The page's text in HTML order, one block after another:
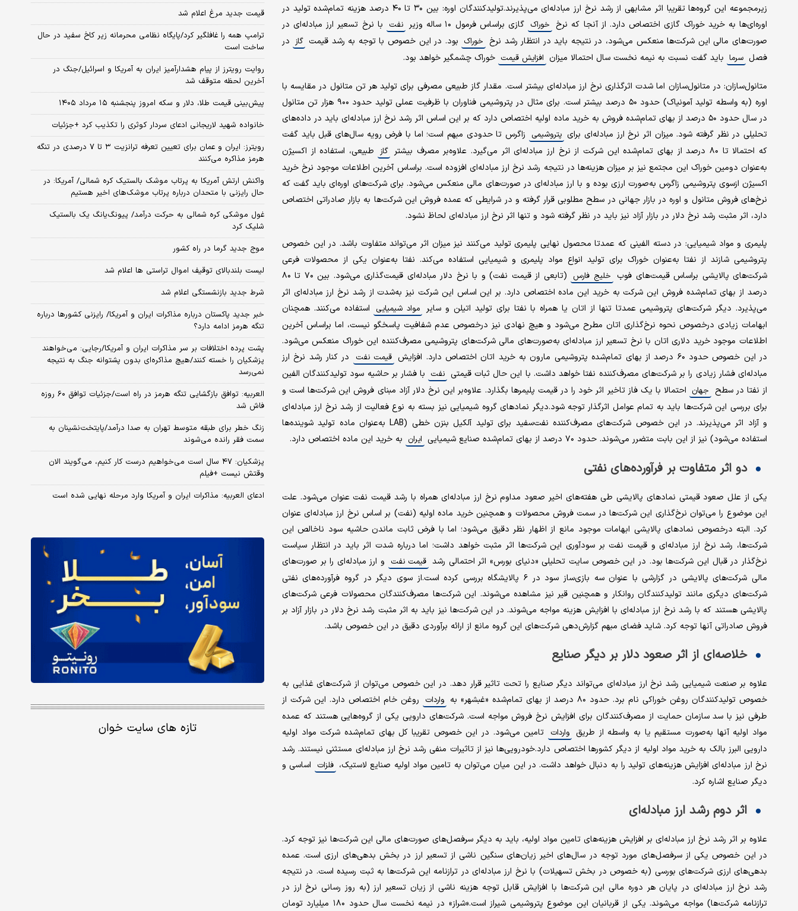
زیرمجموعه این گروه‌ها تقریبا اثر مشابهی از رشد نرخ ارز مبادله‌ای می‌پذیرند.تولیدکنندگان اوره: بین ۳۰ تا ۴۰ درصد هزینه تمام‌شده تولید در
اوره‌ای‌ها به خرید خوراک گازی اختصاص دارد. از آنجا که نرخ خوراک گازی براساس فرمول ۱۰ ‌‌ساله وزیر نفت با نرخ تسعیر ارز مبادله‌ای در
صورت‌های مالی این شرکت‌ها منعکس می‌شود، در نتیجه باید در انتظار رشد نرخ خوراک بود. در این خصوص با توجه به رشد قیمت گاز در
فصل سرما باید گفت نسبت به نیمه نخست سال احتمالا میزان افزایش قیمت خوراک چشمگیر خواهد بود.
متانول‌سازان: در متانول‌سازان اما شدت اثرگذاری نرخ ارز مبادله‌ای بیشتر است. مقدار گاز طبیعی مصرفی برای تولید هر تن متانول در مقایسه با
اوره (به واسطه تولید آمونیاک) حدود ۵۰ درصد بیشتر است. برای مثال در پتروشیمی فناوران با ظرفیت عملی تولید حدود ۹۰۰ هزار تن متانول
در سال حدود ۵۰ درصد از بهای تمام‌شده فروش به خرید ماده اولیه اختصاص دارد که بر این اساس اثر رشد نرخ ارز مبادله‌ای باید در داده‌های
تحلیلی در نظر گرفته شود. میزان اثر نرخ ارز مبادله‌ای برای پتروشیمی زاگرس تا حدودی مبهم است؛ اما با فرض رویه سال‌های قبل باید گفت
که احتمالا تا ۸۰ درصد از بهای تمام‌شده این شرکت از نرخ ارز مبادله‌ای اثر می‌گیرد. علاوه‌بر مصرف بیشتر
گاز طبیعی، استفاده از اکسیژن
به‌عنوان دومین خوراک این مجتمع نیز بر میزان هزینه‌ها در نتیجه رشد نرخ ارز مبادله‌ای افزوده است. براساس آخرین اطلاعات موجود نرخ خرید
اکسیژن ازسوی پتروشیمی زاگرس به‌صورت ارزی بوده و با ارز مبادله‌ای در صورت‌های مالی منعکس می‌شود. برای شرکت‌های اوره‌ای باید گفت که
نرخ‌های فروش متانول و اوره در بازار جهانی در سطح مطلوبی قرار گرفته و در شرایطی که عمده فروش این شرکت‌ها به بازار صادراتی اختصاص
دارد، اثر مثبت رشد نرخ دلار در بازار آزاد نیز باید در نظر گرفته شود و تنها اثر نرخ ارز مبادله‌ای لحاظ نشود.
پلیمری و مواد شیمیایی: در دسته الفینی که عمدتا محصول نهایی پلیمری تولید می‌کنند نیز میزان اثر می‌تواند متفاوت باشد. در این خصوص
پتروشیمی شازند از نفتا به‌عنوان خوراک برای تولید انواع مواد پلیمری و شیمیایی استفاده می‌کند. نفتا به‌عنوان یکی از محصولات فرعی
شرکت‌های پالایشی براساس قیمت‌های فوب خلیج فارس
(تابعی از قیمت نفت) و با نرخ دلار مبادله‌ای قیمت‌گذاری می‌شود. بین ۷۰ تا ۸۰
درصد از بهای تمام‌شده فروش این شرکت به خرید این ماده اختصاص دارد. بر این اساس این شرکت نیز به‌شدت از رشد نرخ ارز مبادله‌ای اثر
می‌پذیرد. دیگر شرکت‌های پتروشیمی عمدتا تنها از اتان یا همراه با نفتا برای تولید اتیلن و سایر مواد شیمیایی استفاده می‌کنند. همچنان
ابهامات زیادی درخصوص نحوه نرخ‌گذاری اتان مطرح می‌شود و هیچ نهادی نیز درخصوص عدم شفافیت پاسخگو نیست، اما براساس آخرین
اطلاعات موجود خرید دلاری اتان با نرخ تسعیر ارز مبادله‌ای به‌صورت‌های مالی شرکت‌های پتروشیمی مصرف‌کننده این خوراک منعکس می‌شود.
در این خصوص حدود ۶۰ درصد از بهای تمام‌شده پتروشیمی مارون به خرید اتان اختصاص دارد. افزایش
قیمت نفت
در کنار رشد نرخ ارز
مبادله‌ای فشار زیادی را بر شرکت‌های مصرف‌کننده نفتا خواهد داشت. با این حال ثبات قیمتی نفت با فشار بر حاشیه سود تولیدکنندگان الفین
از نفتا در سطح جهان احتمالا با یک فاز تاخیر اثر خود را در قیمت پلیمرها بگذارد. علاوه‌بر این نرخ دلار آزاد مبنای فروش این شرکت‌ها است و
برای بررسی این شرکت‌ها باید به تمام عوامل اثرگذار توجه شود.دیگر نمادهای گروه شیمیایی نیز بسته به نوع فعالیت از رشد نرخ ارز مبادله‌ای
و آزاد اثر می‌پذیرند. در این خصوص شرکت‌های مصرف‌کننده نفت‌سفید برای تولید آلکیل بنزن خطی (LAB به‌عنوان ماده تولید شوینده‌ها
استفاده می‌شود) نیز از این بابت متضرر می‌شوند. حدود ۷۰ درصد از بهای تمام‌شده صنایع شیمیایی
ایران به خرید این ماده اختصاص دارد.
دو اثر متفاوت بر فرآورده‌های نفتی
یکی از علل صعود قیمتی نمادهای پالایشی طی هفته‌های اخیر صعود مداوم نرخ ارز مبادله‌ای همراه با رشد قیمت نفت عنوان می‌شود. علت
این موضوع را می‌توان نرخ‌گذاری این شرکت‌ها در سمت فروش محصولات و همچنین خرید ماده اولیه (نفت) بر اساس نرخ ارز مبادله‌ای عنوان
کرد. البته درخصوص نمادهای پالایشی ابهامات موجود مانع از اظهار نظر دقیق می‌شود؛ اما با فرض ثابت ماندن حاشیه سود ناخالص این
شرکت‌ها، رشد نرخ ارز مبادله‌ای و قیمت نفت بر سودآوری این شرکت‌ها اثر مثبت خواهد داشت؛ اما درباره شدت اثر باید در انتظار سیاست
نرخ‌گذار در قبال این شرکت‌ها بود. در این خصوص سایت تحلیلی «دنیای بورس» اثر احتمالی رشد قیمت نفت و ارز مبادله‌ای را بر صورت‌های
مالی شرکت‌های پالایشی در گزارشی با عنوان سه بازی‌ساز سود در ۶ پالایشگاه بررسی کرده است.از سوی دیگر در گروه فرآورده‌های نفتی
شرکت‌های دیگری مانند تولیدکنندگان روانکار و همچنین قیر نیز مشاهده می‌شوند. این شرکت‌ها مصرف‌کنندگان محصولات فرعی شرکت‌های
پالایشی هستند که با رشد نرخ ارز مبادله‌ای با افزایش هزینه مواجه می‌شوند. در این شرکت‌ها نیز باید به اثر مثبت رشد نرخ دلار در بازار آزاد بر
فروش صادراتی آنها توجه کرد. شاید فضای مبهم گزارش‌دهی شرکت‌های این گروه مانع از ارائه برآوردی دقیق در این خصوص باشد.
خلاصه‌ای از اثر صعود دلار بر دیگر صنایع
علاوه بر صنعت شیمیایی رشد نرخ ارز مبادله‌ای می‌تواند دیگر صنایع را تحت تاثیر قرار دهد. در این خصوص می‌توان از شرکت‌های غذایی به
خصوص تولیدکنندگان روغن خوراکی نام برد. حدود ۸۰ درصد از بهای تمام‌شده «غبشهر» به
واردات روغن خام اختصاص دارد. این شرکت از
طرفی نیز با سد سازمان حمایت از مصرف‌کنندگان برای افزایش نرخ فروش مواجه است. شرکت‌های دارویی یکی از گروه‌هایی هستند که عمده
مواد اولیه آنها به‌صورت‌ مستقیم یا به واسطه از طریق واردات تامین می‌شود. در این خصوص تقریبا کل بهای تمام‌شده شرکت مواد اولیه
دارویی البرز بالک به خرید مواد اولیه از دیگر کشورها اختصاص دارد.خودرویی‌ها نیز از تاثیرات منفی رشد نرخ ارز مبادله‌ای مستثنی نیستند. رشد
نرخ ارز مبادله‌ای افزایش هزینه‌های تولید را به دنبال خواهد داشت. در این میان می‌توان به تامین مواد اولیه صنایع لاستیک، فلزات اساسی و
دیگر صنایع اشاره کرد.
اثر دوم رشد ارز مبادله‌ای
علاوه بر اثر رشد نرخ ارز مبادله‌ای بر افزایش هزینه‌های تامین مواد اولیه، باید به دیگر سرفصل‌های صورت‌های مالی این شرکت‌ها نیز توجه کرد.
در این خصوص یکی از سرفصل‌های مورد توجه در سال‌های اخیر زیان‌های سنگین ناشی از تسعیر ارز در بخش بدهی‌های ارزی است. عمده
بدهی‌های ارزی شرکت‌های بورسی (به خصوص در بخش تسهیلات) با نرخ ارز مبادله‌ای در ترازنامه این شرکت‌ها به ثبت رسیده است. در نتیجه
رشد نرخ ارز مبادله‌ای در پایان هر دوره مالی این شرکت‌ها با افزایش قابل توجه هزینه ناشی از زیان تسعیر ارز (به روز رسانی نرخ ارز در
ترازنامه شرکت‌ها) مواجه می‌شوند. یکی از قربانیان این موضوع پتروشیمی شیراز است.«شراز» در نیمه نخست سال حدود ۱۸۰ میلیارد تومان
قیمت جدید مرغ اعلام شد
ترامپ همه را غافلگیر کرد/پایگاه نظامی محرمانه زیر کاخ سفید در حال
ساخت است
روایت رویترز از پیام هشدارآمیز ایران به آمریکا و اسرائیل/جنگ در
آخرین لحظه متوقف شد
پیش‌بینی قیمت طلا، دلار و سکه امروز پنجشنبه ۱۵ مرداد ۱۴۰۵
خانواده شهید لاریجانی ادعای سردار کوثری را تکذیب کرد +جزئیات
رویترز: ایران و عمان برای تعیین تعرفه ترانزیت ۳ تا ۷ درصدی در تنگه
هرمز مذاکره می‌کنند
واکنش ارتش آمریکا به پرتاب موشک بالستیک کره شمالی/ آمریکا: در
حال رایزنی با متحدان درباره پرتاب موشک‌های اخیر هستیم
غول موشکی کره شمالی به حرکت درآمد/ پیونگ‌یانگ یک بالستیک
شلیک کرد
موج جدید گرما در راه کشور
لیست بلندبالای توقیف اموال تراستی ها اعلام شد
شرط جدید بازنشستگی اعلام شد
خبر جدید پاکستان درباره مذاکرات ایران و آمریکا/ رایزنی کشورها درباره
تنگه هرمز ادامه دارد؟
پشت پرده اختلافات بر سر مذاکرات ایران و آمریکا/رجایی: می‌خواهند
پزشکیان را خسته کنند/هیچ مذاکره‌ای بدون پشتوانه جنگ به نتیجه
نمی‌رسد
العربیه: توافق بازگشایی تنگه هرمز در راه است/جزئیات توافق ۶۰ روزه
فاش شد
زنگ خطر برای طبقه متوسط تهران به صدا درآمد/پایتخت‌نشینان به
سمت فقر رانده می‌شوند
پزشکیان: ۴۷ سال است می‌خواهیم درست کار کنیم، می‌گویند الان
وقتش نیست +فیلم
ادعای العربیه: مذاکرات ایران و آمریکا وارد مرحله نهایی شده است
تازه های سایت خوان